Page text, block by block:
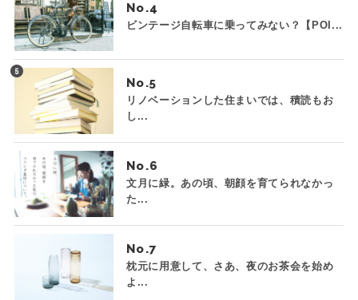
No.
ビンテージ自転車に乗ってみない？【POI...
No.
リノベーションした住まいでは、積読もお
し...
No.
文月に緑。あの頃、朝顔を育てられなかっ
た...
No.
枕元に用意して、さあ、夜のお茶会を始め
よ...